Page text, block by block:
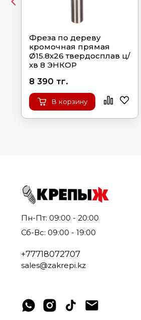
Фреза по дереву
кромочная прямая
Ø15.8х26 твердосплав ц/
хв 8 ЭНКОР
8 390 тг.
В корзину
Пн-Пт: 09:00 - 20:00
Сб-Вс: 09:00 - 19:00
+77718072707
sales@zakrepi.kz